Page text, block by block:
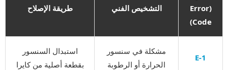
(Error
Code)
التشخيص الفني طريقة الإصلاح
E-1
مشكلة في سنسور
الحرارة أو الرطوبة
استبدال السنسور
بقطعة أصلية من كايرا